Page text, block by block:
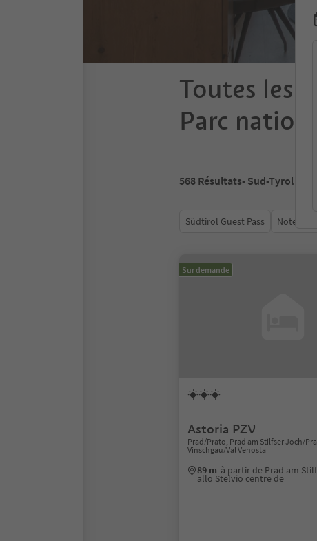
Toutes les
Parc
568 Résultats- Sud-Tyrol
Südtirol Guest Pass Note
Sur demande
Astoria PZV
Prad/Prato, Prad am Stilfser Joch/
Vinschgau/Val Venosta
89 m à partir de Prad am
allo Stelvio centre de